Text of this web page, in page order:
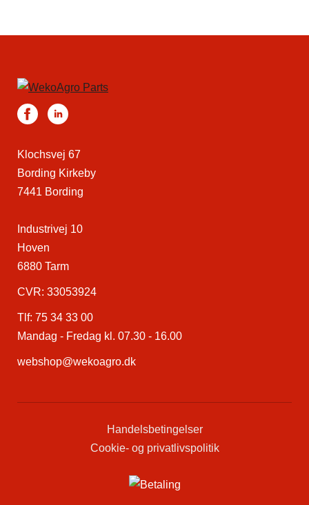
Klochsvej 67
Bording Kirkeby
7441 Bording
Industrivej 10
Hoven
6880 Tarm
CVR: 33053924
Tlf: 75 34 33 00
Mandag - Fredag kl. 07.30 - 16.00
webshop@wekoagro.dk
Handelsbetingelser
Cookie- og privatlivspolitik